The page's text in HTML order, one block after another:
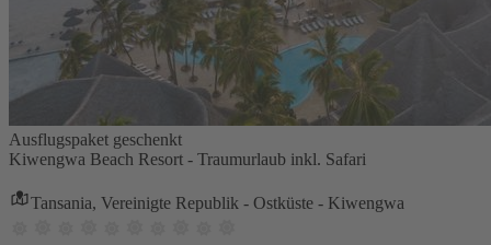
Ausflugspaket geschenkt
Kiwengwa Beach Resort - Traumurlaub inkl. Safari
Tansania, Vereinigte Republik - Ostküste - Kiwengwa